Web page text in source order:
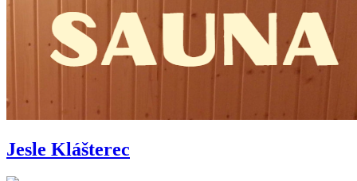
Jesle Klášterec